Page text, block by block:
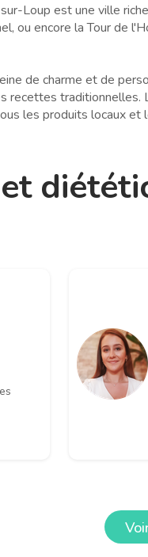
Loup est une ville
ou encore la Tour de
de charme et de
recettes
les produits locaux